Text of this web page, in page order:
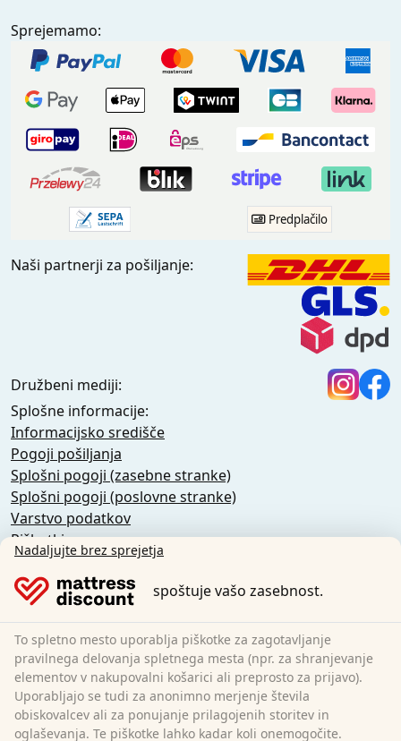
Sprejemamo:
Predplačilo
Naši partnerji za pošiljanje:
Družbeni mediji:
Splošne informacije:
Informacijsko središče
Pogoji pošiljanja
Splošni pogoji (zasebne stranke)
Splošni pogoji (poslovne stranke)
Varstvo podatkov
Piškotki
Pravilnik o odpovedi
Odtis
Preklic pogodbe
Sleezzz GmbH
Grebbener Str. 7
52525 Heinsberg
Nemčija
Nadaljujte brez sprejetja
spoštuje vašo zasebnost.
To spletno mesto uporablja piškotke za zagotavljanje
pravilnega delovanja spletnega mesta (npr. za shranjevanje
elementov v nakupovalni košarici ali preprosto za prijavo).
Uporabljajo se tudi za anonimno merjenje števila
obiskovalcev ali za ponujanje prilagojenih storitev in
oglaševanja. Te piškotke lahko kadar koli onemogočite.